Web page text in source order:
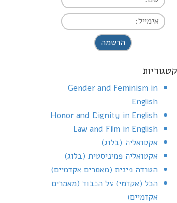
I agree terms and
קטגוריות
Gender and Feminism in
English
Honor and Dignity in English
Law and Film in English
אקטואליה (בלוג)
אקטואליה פמיניסטית (בלוג)
הטרדה מינית (מאמרים אקדמיים)
הכל (אקדמי) על הכבוד (מאמרים
אקדמיים)